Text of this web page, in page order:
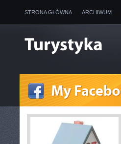
STRONA GŁÓWNA ARCHIWUM